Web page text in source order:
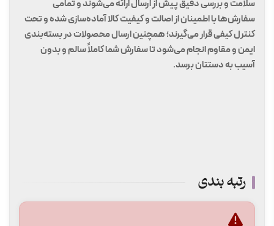
سلامت و بررسی دقیق پیش از ارسال ارائه می‌شوند و تمامی
سفارش‌ها با اطمینان از اصالت و کیفیت کالا آماده‌سازی شده و تحت
کنترل کیفی قرار می‌گیرند؛ همچنین ارسال محصولات در بسته‌بندی
ایمن و مقاوم انجام می‌شود تا سفارش شما کاملاً سالم و بدون
آسیب به دستتان برسد.
رتبه بندی